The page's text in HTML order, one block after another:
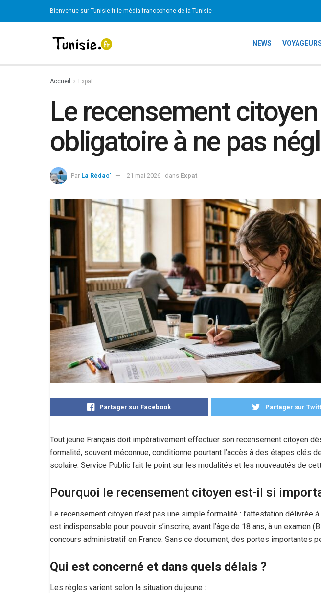
Bienvenue sur Tunisie.fr le média francophone de la Tunisie
NEWS VOYAGEURS
Accueil Expat
Le recensement
obligatoire à ne pas
Par La Rédac' 21 mai 2026 dans Expat
Partager sur Facebook Partager sur
Tout jeune Français doit impérativement effectuer son recensement citoyen
formalité, souvent méconnue, conditionne pourtant l’accès à des étapes clés
scolaire. Service Public fait le point sur les modalités et les nouveautés de
Pourquoi le recensement citoyen est-il si
Le recensement citoyen n’est pas une simple formalité : l’attestation délivrée
est indispensable pour pouvoir s’inscrire, avant l’âge de 18 ans, à un examen
concours administratif en France. Sans ce document, des portes importantes
Qui est concerné et dans quels délais ?
Les règles varient selon la situation du jeune :